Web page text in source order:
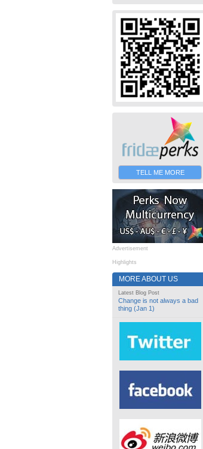
TELL ME MORE
Advertisement
Highlights
MORE ABOUT US
Latest Blog Post
Change is not always a bad
thing (Jan 1)